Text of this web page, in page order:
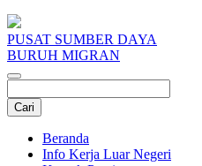
PUSAT SUMBER DAYA
BURUH MIGRAN
Beranda
Info Kerja Luar Negeri